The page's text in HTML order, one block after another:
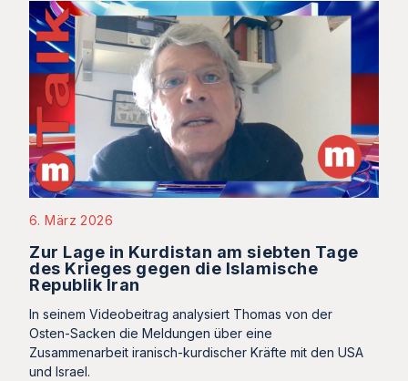
6. März 2026
Zur Lage in Kurdistan am siebten Tage
des Krieges gegen die Islamische
Republik Iran
In seinem Videobeitrag analysiert Thomas von der
Osten-Sacken die Meldungen über eine
Zusammenarbeit iranisch-kurdischer Kräfte mit den USA
und Israel.